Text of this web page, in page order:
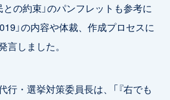
の約束」のパンフレットも参考に
」の内容や体裁、作成プロセスに
言しました。
・選挙対策委員長は、「『右でも